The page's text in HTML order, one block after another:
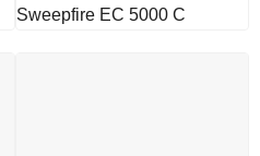
Sweepfire EC 5000 C